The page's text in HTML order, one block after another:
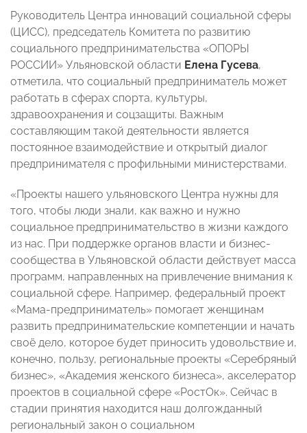
Руководитель Центра инноваций социальной сферы
(ЦИСС), председатель Комитета по развитию
социального предпринимательства «ОПОРЫ
РОССИИ» Ульяновской области Елена Гусева,
отметила, что социальный предприниматель может
работать в сферах спорта, культуры,
здравоохранения и соцзащиты. Важным
составляющим такой деятельности является
постоянное взаимодействие и открытый диалог
предпринимателя с профильными министерствами.
«Проекты нашего ульяновского Центра нужны для
того, чтобы люди знали, как важно и нужно
социальное предпринимательство в жизни каждого
из нас. При поддержке органов власти и бизнес-
сообщества в Ульяновской области действует масса
программ, направленных на привлечение внимания к
социальной сфере. Например, федеральный проект
«Мама-предприниматель» помогает женщинам
развить предпринимательские компетенции и начать
своё дело, которое будет приносить удовольствие и,
конечно, пользу, региональные проекты «Серебряный
бизнес», «Академия женского бизнеса», акселератор
проектов в социальной сфере «РостОк». Сейчас в
стадии принятия находится наш долгожданный
региональный закон о социальном